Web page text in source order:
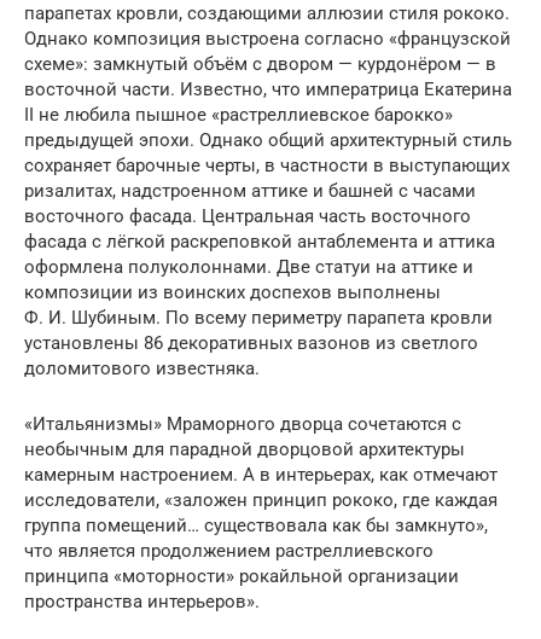
парапетах кровли, создающими аллюзии стиля рококо.
Однако композиция выстроена согласно «французской
схеме»: замкнутый объём с двором — курдонёром — в
восточной части. Известно, что императрица Екатерина
II не любила пышное «растреллиевское барокко»
предыдущей эпохи. Однако общий архитектурный стиль
сохраняет барочные черты, в частности в выступающих
ризалитах, надстроенном аттике и башней с часами
восточного фасада. Центральная часть восточного
фасада с лёгкой раскреповкой антаблемента и аттика
оформлена полуколоннами. Две статуи на аттике и
композиции из воинских доспехов выполнены
Ф. И. Шубиным. По всему периметру парапета кровли
установлены 86 декоративных вазонов из светлого
доломитового известняка.
«Итальянизмы» Мраморного дворца сочетаются с
необычным для парадной дворцовой архитектуры
камерным настроением. А в интерьерах, как отмечают
исследователи, «заложен принцип рококо, где каждая
группа помещений… существовала как бы замкнуто»,
что является продолжением растреллиевского
принципа «моторности» рокайльной организации
пространства интерьеров».